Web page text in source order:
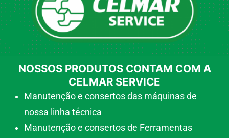
NOSSOS PRODUTOS CONTAM COM A
CELMAR SERVICE
Manutenção e consertos das máquinas de
nossa linha técnica
Manutenção e consertos de Ferramentas